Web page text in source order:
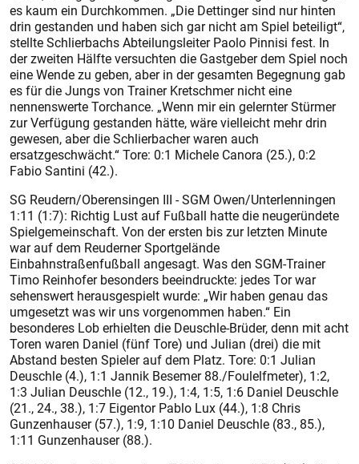
es kaum ein Durchkommen. „Die Dettinger sind nur hinten
drin gestanden und haben sich gar nicht am Spiel beteiligt“,
stellte Schlierbachs Abteilungsleiter Paolo Pinnisi fest. In
der zweiten Hälfte versuchten die Gastgeber dem Spiel noch
eine Wende zu geben, aber in der gesamten Begegnung gab
es für die Jungs von Trainer Kretschmer nicht eine
nennenswerte Torchance. „Wenn mir ein gelernter Stürmer
zur Verfügung gestanden hätte, wäre vielleicht mehr drin
gewesen, aber die Schlierbacher waren auch
ersatzgeschwächt.“ Tore: 0:1 Michele Canora (25.), 0:2
Fabio Santini (42.).
SG Reudern/Oberensingen III - SGM Owen/Unterlenningen
1:11 (1:7): Richtig Lust auf Fußball hatte die neugeründete
Spielgemeinschaft. Von der ersten bis zur letzten Minute
war auf dem Reuderner Sportgelände
Einbahnstraßenfußball angesagt. Was den SGM-Trainer
Timo Reinhofer besonders beeindruckte: jedes Tor war
sehenswert herausgespielt wurde: „Wir haben genau das
umgesetzt was wir uns vorgenommen haben.“ Ein
besonderes Lob erhielten die Deuschle-Brüder, denn mit acht
Toren waren Daniel (fünf Tore) und Julian (drei) die mit
Abstand besten Spieler auf dem Platz. Tore: 0:1 Julian
Deuschle (4.), 1:1 Jannik Besemer 88./Foulelfmeter), 1:2,
1:3 Julian Deuschle (12., 19.), 1:4, 1:5, 1:6 Daniel Deuschle
(21., 24., 38.), 1:7 Eigentor Pablo Lux (44.), 1:8 Chris
Gunzenhauser (57.), 1:9, 1:10 Daniel Deuschle (83., 85.),
1:11 Gunzenhauser (88.).